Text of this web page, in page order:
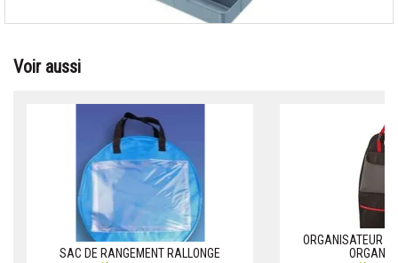
Voir aussi
SAC DE RANGEMENT RALLONGE
ORGANISATEUR